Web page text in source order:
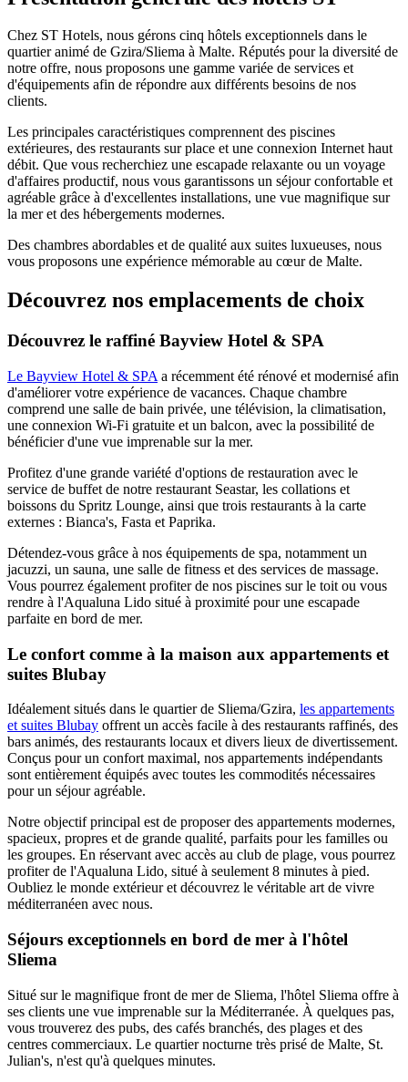
Chez ST Hotels, nous gérons cinq hôtels exceptionnels dans le
quartier animé de Gzira/Sliema à Malte. Réputés pour la diversité de
notre offre, nous proposons une gamme variée de services et
d'équipements afin de répondre aux différents besoins de nos
clients.
Les principales caractéristiques comprennent des piscines
extérieures, des restaurants sur place et une connexion Internet haut
débit. Que vous recherchiez une escapade relaxante ou un voyage
d'affaires productif, nous vous garantissons un séjour confortable et
agréable grâce à d'excellentes installations, une vue magnifique sur
la mer et des hébergements modernes.
Des chambres abordables et de qualité aux suites luxueuses, nous
vous proposons une expérience mémorable au cœur de Malte.
Découvrez nos emplacements de choix
Découvrez le raffiné Bayview Hotel & SPA
Le Bayview Hotel & SPA a récemment été rénové et modernisé afin
d'améliorer votre expérience de vacances. Chaque chambre
comprend une salle de bain privée, une télévision, la climatisation,
une connexion Wi-Fi gratuite et un balcon, avec la possibilité de
bénéficier d'une vue imprenable sur la mer.
Profitez d'une grande variété d'options de restauration avec le
service de buffet de notre restaurant Seastar, les collations et
boissons du Spritz Lounge, ainsi que trois restaurants à la carte
externes : Bianca's, Fasta et Paprika.
Détendez-vous grâce à nos équipements de spa, notamment un
jacuzzi, un sauna, une salle de fitness et des services de massage.
Vous pourrez également profiter de nos piscines sur le toit ou vous
rendre à l'Aqualuna Lido situé à proximité pour une escapade
parfaite en bord de mer.
Le confort comme à la maison aux appartements et
suites Blubay
Idéalement situés dans le quartier de Sliema/Gzira, les appartements
et suites Blubay offrent un accès facile à des restaurants raffinés, des
bars animés, des restaurants locaux et divers lieux de divertissement.
Conçus pour un confort maximal, nos appartements indépendants
sont entièrement équipés avec toutes les commodités nécessaires
pour un séjour agréable.
Notre objectif principal est de proposer des appartements modernes,
spacieux, propres et de grande qualité, parfaits pour les familles ou
les groupes. En réservant avec accès au club de plage, vous pourrez
profiter de l'Aqualuna Lido, situé à seulement 8 minutes à pied.
Oubliez le monde extérieur et découvrez le véritable art de vivre
méditerranéen avec nous.
Séjours exceptionnels en bord de mer à l'hôtel
Sliema
Situé sur le magnifique front de mer de Sliema, l'hôtel Sliema offre à
ses clients une vue imprenable sur la Méditerranée. À quelques pas,
vous trouverez des pubs, des cafés branchés, des plages et des
centres commerciaux. Le quartier nocturne très prisé de Malte, St.
Julian's, n'est qu'à quelques minutes.